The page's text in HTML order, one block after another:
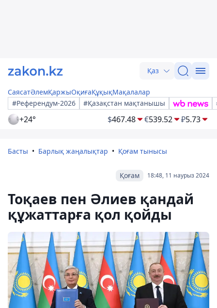
Қаз
СаясатӘлемҚаржыОқиғаҚұқықМақалалар
#Референдум-2026
#Қазақстан мақтанышы
+24° $467.48 €539.52 ₽5.73
Басты Барлық жаңалықтар Қоғам тынысы
18:48, 11 наурыз 2024
Қоғам
Тоқаев пен Әлиев қандай
құжаттарға қол қойды